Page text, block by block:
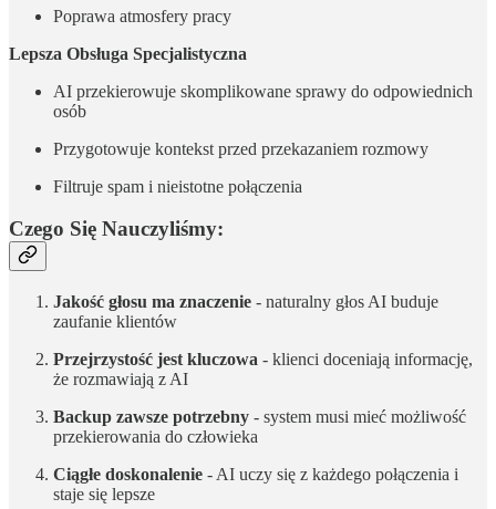
Poprawa atmosfery pracy
Lepsza Obsługa Specjalistyczna
AI przekierowuje skomplikowane sprawy do odpowiednich
osób
Przygotowuje kontekst przed przekazaniem rozmowy
Filtruje spam i nieistotne połączenia
Czego Się Nauczyliśmy:
Jakość głosu ma znaczenie - naturalny głos AI buduje
zaufanie klientów
Przejrzystość jest kluczowa - klienci doceniają informację,
że rozmawiają z AI
Backup zawsze potrzebny - system musi mieć możliwość
przekierowania do człowieka
Ciągłe doskonalenie - AI uczy się z każdego połączenia i
staje się lepsze